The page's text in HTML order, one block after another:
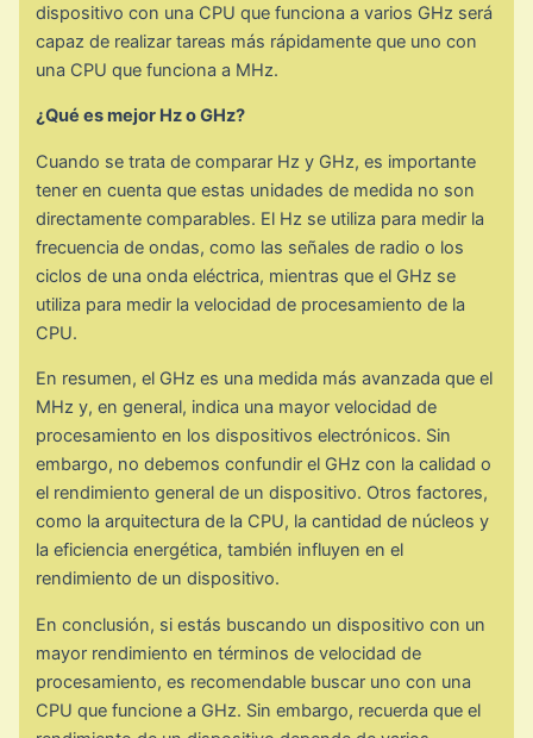
dispositivo con una CPU que funciona a varios GHz será
capaz de realizar tareas más rápidamente que uno con
una CPU que funciona a MHz.
¿Qué es mejor Hz o GHz?
Cuando se trata de comparar Hz y GHz, es importante
tener en cuenta que estas unidades de medida no son
directamente comparables. El Hz se utiliza para medir la
frecuencia de ondas, como las señales de radio o los
ciclos de una onda eléctrica, mientras que el GHz se
utiliza para medir la velocidad de procesamiento de la
CPU.
En resumen, el GHz es una medida más avanzada que el
MHz y, en general, indica una mayor velocidad de
procesamiento en los dispositivos electrónicos. Sin
embargo, no debemos confundir el GHz con la calidad o
el rendimiento general de un dispositivo. Otros factores,
como la arquitectura de la CPU, la cantidad de núcleos y
la eficiencia energética, también influyen en el
rendimiento de un dispositivo.
En conclusión, si estás buscando un dispositivo con un
mayor rendimiento en términos de velocidad de
procesamiento, es recomendable buscar uno con una
CPU que funcione a GHz. Sin embargo, recuerda que el